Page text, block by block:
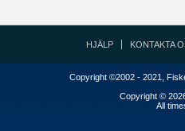
HJÄLP KONTAKTA
Copyright ©2002 - 2021,
Copyright ©
All